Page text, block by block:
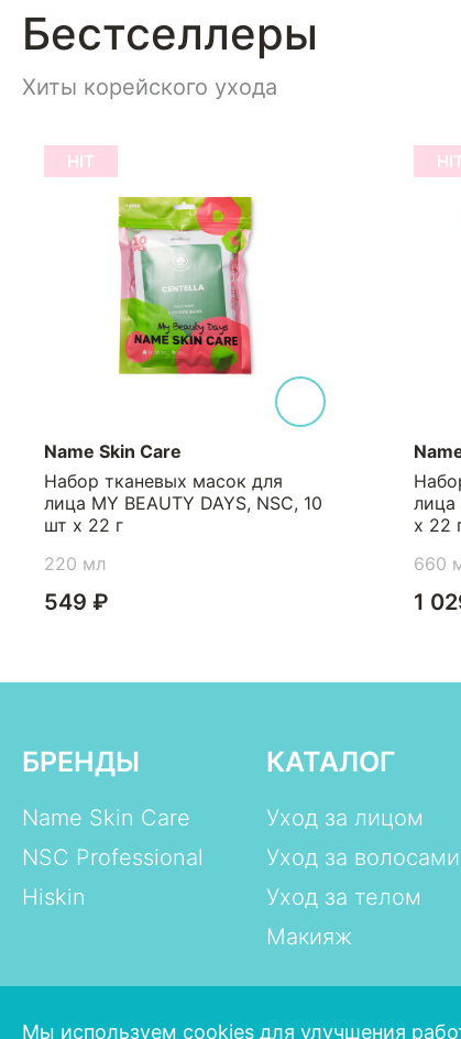
Бестселлеры
Хиты корейского ухода
HIT
Name Skin Care
Набор тканевых масок для
лица MY BEAUTY DAYS, NSC, 10
шт х 22 г
220 мл
549 ₽
лица
х 22
660
1
БРЕНДЫ
Name Skin Care
NSC Professional
Hiskin
КАТАЛОГ
Уход за лицом
Уход за волосами
Уход за телом
Макияж
© VDKSHOP, 2026
Мы используем cookies для улучшения